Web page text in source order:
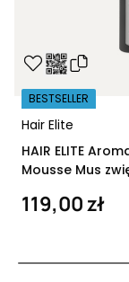
Hair Elite
BESTSELLER
HAIR ELITE
Mousse Mus
119,00 zł